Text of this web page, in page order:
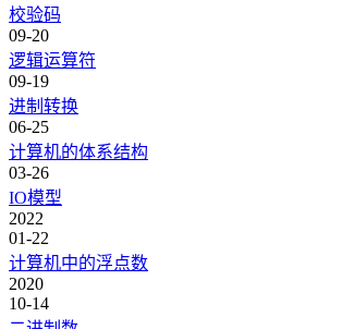
校验码
09-20
逻辑运算符
09-19
进制转换
06-25
计算机的体系结构
03-26
IO模型
2022
01-22
计算机中的浮点数
2020
10-14